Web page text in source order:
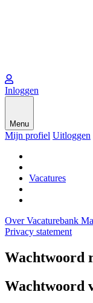
Inloggen
Menu
Mijn profiel Uitloggen
Vacatures
Over Vacaturebank
Privacy statement
Wachtwoord
Wachtwoord